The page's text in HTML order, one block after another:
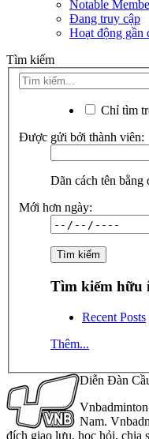
Notable
Đang truy cập
Hoạt động gần
Tìm kiếm
Chỉ tìm
Được gửi bởi thành viên:
Dãn cách tên bằng
Mới hơn ngày:
Tìm kiếm hữu
Recent Posts
Thêm...
Diễn Đàn
Nam.
đích giao lưu, học hỏi, chia